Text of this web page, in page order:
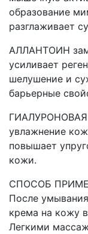
образование
разглаживает
АЛЛАНТОИН
усиливает
шелушение и
барьерные
ГИАЛУРОНОВАЯ
увлажнение
повышает
кожи.
СПОСОБ
После
крема на кожу
Легкими